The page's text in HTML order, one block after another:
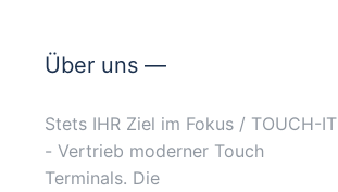
Über uns —
Stets IHR Ziel im Fokus / TOUCH-IT
- Vertrieb moderner Touch
Terminals. Die